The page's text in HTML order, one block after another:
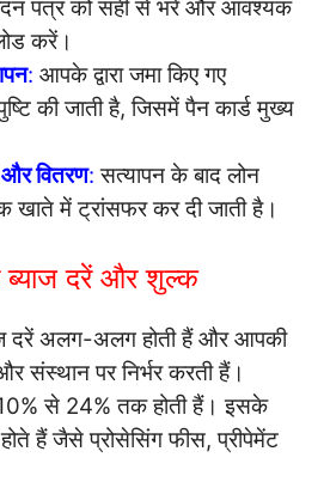
पत्र को सही से भरें और आवश्यक
करें।
: आपके द्वारा जमा किए गए
की जाती है, जिसमें पैन कार्ड मुख्य
वितरण: सत्यापन के बाद लोन
खाते में ट्रांसफर कर दी जाती है।
ब्याज दरें और शुल्क
दरें अलग-अलग होती हैं और आपकी
संस्थान पर निर्भर करती हैं।
से 24% तक होती हैं। इसके
हैं जैसे प्रोसेसिंग फीस, प्रीपेमेंट